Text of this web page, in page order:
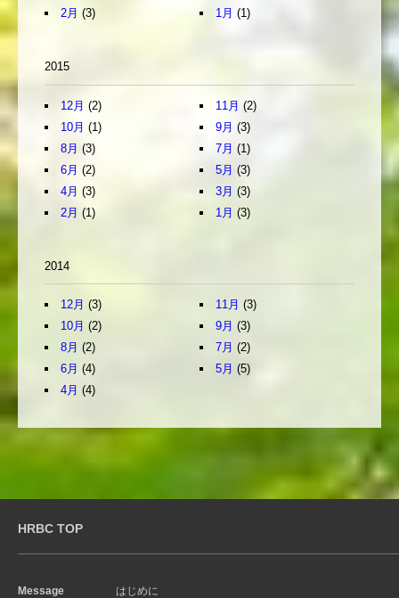
2月 (3) 1月 (1)
2015
12月 (2) 11月 (2)
10月 (1) 9月 (3)
8月 (3) 7月 (1)
6月 (2) 5月 (3)
4月 (3) 3月 (3)
2月 (1) 1月 (3)
2014
12月 (3) 11月 (3)
10月 (2) 9月 (3)
8月 (2) 7月 (2)
6月 (4) 5月 (5)
4月 (4)
HRBC TOP
Message はじめに